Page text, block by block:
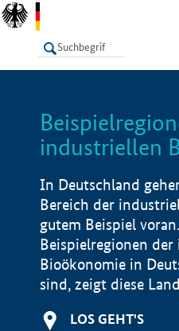
LISTE
industriellen
In Deutschland
Bereich der
gutem Beispiel
Beispielregionen
Bioökonomie in
sind, zeigt diese
LOS GEHT'S